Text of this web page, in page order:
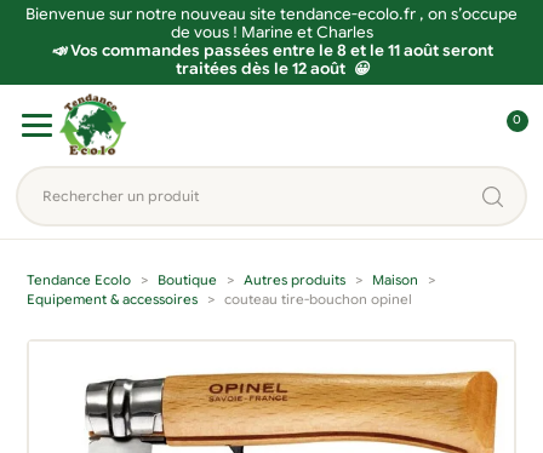
Bienvenue sur notre nouveau site tendance-ecolo.fr , on s’occupe
de vous ! Marine et Charles
📣 Vos commandes passées entre le 8 et le 11 août seront
traitées dès le 12 août 😀
navigation
contenu
Rechercher
un
produit...
o
n
n
0
Tendance Ecolo Boutique Autres produits
Maison
Equipement & accessoires
couteau tire-bouchon opinel